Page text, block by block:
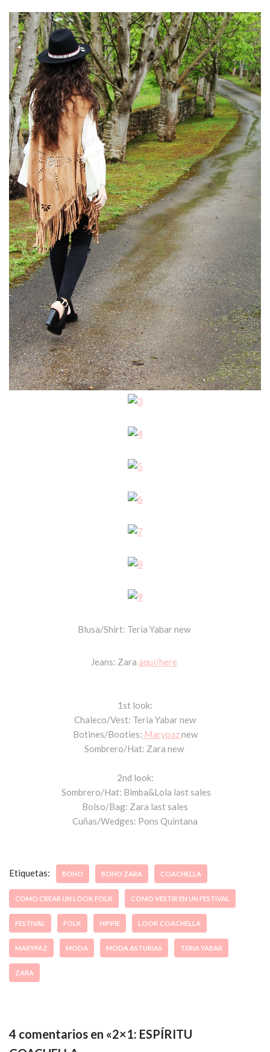
Blusa/Shirt: Teria Yabar new
Jeans: Zara aquí/here
1st look:
Chaleco/Vest: Teria Yabar new
Botines/Booties: Marypaznew
Sombrero/Hat: Zara new
2nd look:
Sombrero/Hat: Bimba&Lola last sales
Bolso/Bag: Zara last sales
Cuñas/Wedges: Pons Quintana
Etiquetas: BOHO BOHO ZARA COACHELLA
COMO CREAR UN LOOK FOLK COMO VESTIR EN UN FESTIVAL
FESTIVAL FOLK HIPPIE LOOK COACHELLA
MARYPAZ MODA MODA ASTURIAS TERIA YABAR
ZARA
4 comentarios en «2×1: ESPÍRITU